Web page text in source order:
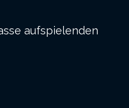
aufspielenden